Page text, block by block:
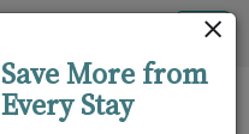
Save More from
Every Stay